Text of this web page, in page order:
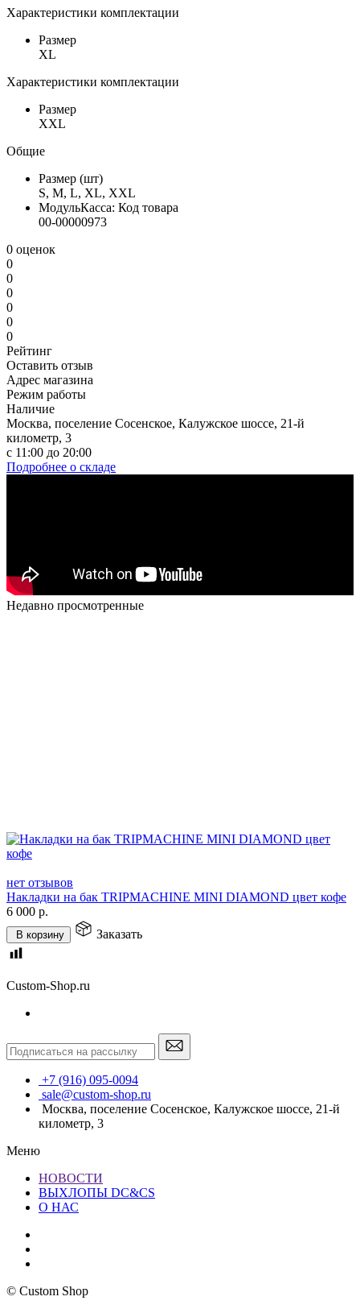
Характеристики комплектации
Размер
XL
Характеристики комплектации
Размер
XXL
Общие
Размер (шт)
S, M, L, XL, XXL
МодульКасса: Код товара
00-00000973
0 оценок
0
0
0
0
0
0
Рейтинг
Оставить отзыв
Адрес магазина
Режим работы
Наличие
Москва, поселение Сосенское, Калужское шоссе, 21-й
километр, 3
с 11:00 до 20:00
Подробнее о складе
Недавно просмотренные
нет отзывов
Накладки на бак TRIPMACHINE MINI DIAMOND цвет кофе
6 000 р.
В корзину Заказать
Custom-Shop.ru
+7 (916) 095-0094
sale@custom-shop.ru
Москва, поселение Сосенское, Калужское шоссе, 21-й
километр, 3
Меню
НОВОСТИ
ВЫХЛОПЫ DC&CS
О НАС
© Custom Shop